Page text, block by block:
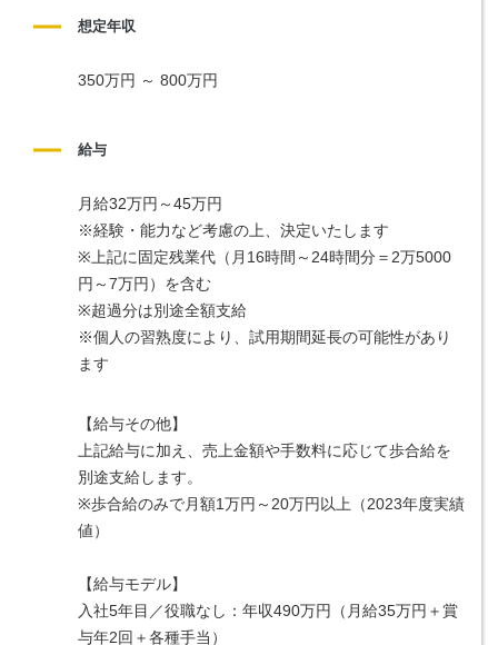
想定年収
350万円 ～ 800万円
給与
月給32万円～45万円
※経験・能力など考慮の上、決定いたします
※上記に固定残業代（月16時間～24時間分＝2万5000
円～7万円）を含む
※超過分は別途全額支給
※個人の習熟度により、試用期間延長の可能性があり
ます
【給与その他】
上記給与に加え、売上金額や手数料に応じて歩合給を
別途支給します。
※歩合給のみで月額1万円～20万円以上（2023年度実績
値）
【給与モデル】
入社5年目／役職なし：年収490万円（月給35万円＋賞
与年2回＋各種手当）